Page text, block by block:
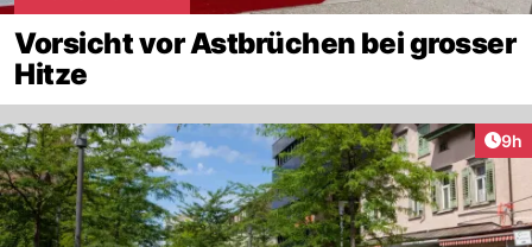
Vorsicht vor Astbrüchen bei grosser
Hitze
9h